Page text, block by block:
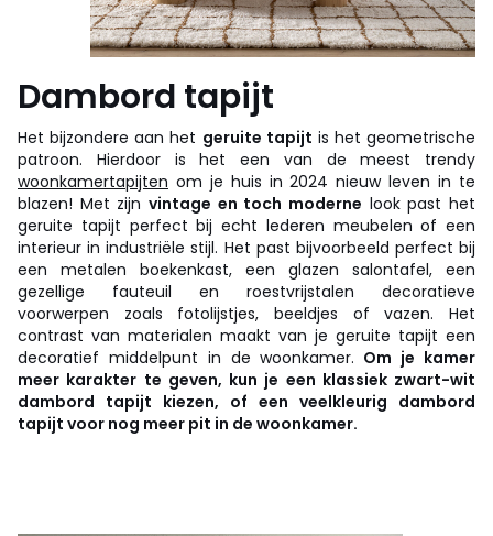
Dambord tapijt
Het bijzondere aan het geruite tapijt is het geometrische
patroon. Hierdoor is het een van de meest trendy
woonkamertapijten om je huis in 2024 nieuw leven in te
blazen! Met zijn vintage en toch moderne look past het
geruite tapijt perfect bij echt lederen meubelen of een
interieur in industriële stijl. Het past bijvoorbeeld perfect bij
een metalen boekenkast, een glazen salontafel, een
gezellige fauteuil en roestvrijstalen decoratieve
voorwerpen zoals fotolijstjes, beeldjes of vazen. Het
contrast van materialen maakt van je geruite tapijt een
decoratief middelpunt in de woonkamer. Om je kamer
meer karakter te geven, kun je een klassiek zwart-wit
dambord tapijt kiezen, of een veelkleurig dambord
tapijt voor nog meer pit in de woonkamer.